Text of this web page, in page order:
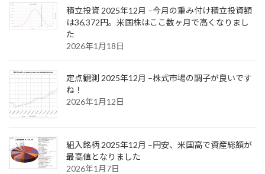
積立投資 2025年12月 –今月の重み付け積立投資額
は36,372円。米国株はここ数ヶ月で高くなりまし
た
2026年1月18日
定点観測 2025年12月 –株式市場の調子が良いです
ね！
2026年1月12日
組入銘柄 2025年12月 –円安、米国高で資産総額が
最高値となりました
2026年1月7日